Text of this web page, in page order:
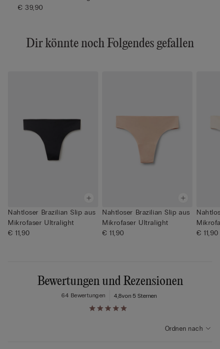
€ 39,90
Dir könnte noch Folgendes gefallen
Nahtloser Brazilian Slip aus
Mikrofaser Ultralight
€ 11,90
Nahtloser Brazilian Slip aus
Mikrofaser Ultralight
€ 11,90
€ 11,90
Bewertungen und Rezensionen
4,8von 5 Sternen
64 Bewertungen
Ordnen nach